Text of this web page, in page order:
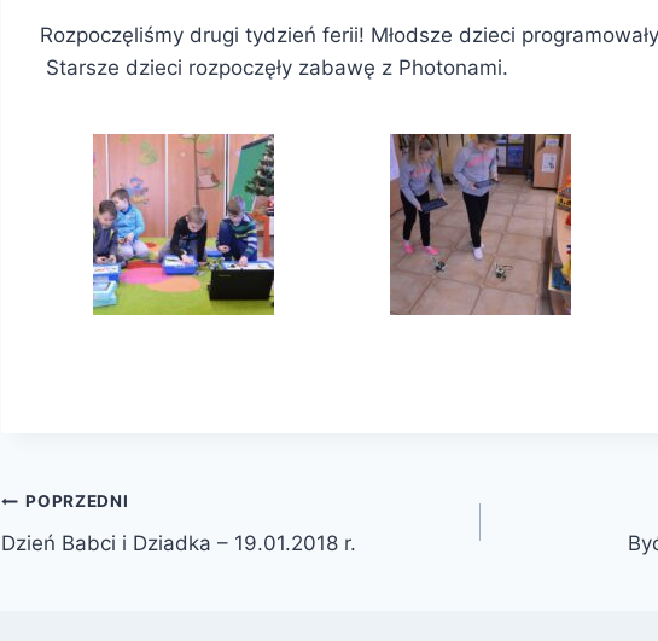
Rozpoczęliśmy drugi tydzień ferii! Młodsze dzieci
Starsze dzieci rozpoczęły zabawę z Photonami.
Nawigacja
wpisu
POPRZEDNI
Dzień Babci i Dziadka – 19.01.2018 r.